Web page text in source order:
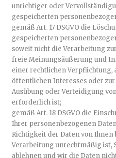
unrichtiger oder
gespeicherten
gemäß Art. 17 DSGVO die
gespeicherten
soweit nicht die Verarbeitung
freie Meinungsäußerung und
einer rechtlichen Verpflichtung,
öffentlichen Interesses oder
Ausübung oder Verteidigung
erforderlich ist;
gemäß Art. 18 DSGVO die
Ihrer personenbezogenen
Richtigkeit der Daten von
Verarbeitung unrechtmäßig ist,
ablehnen und wir die Daten